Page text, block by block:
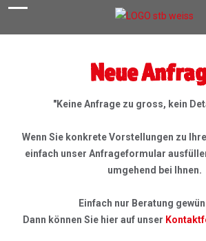
Neue
"Keine Anfrage zu gross, kein
Wenn Sie konkrete Vorstellungen zu
einfach unser Anfrageformular
umgehend bei Ihnen.
Einfach nur Beratung
Dann können Sie hier auf unser